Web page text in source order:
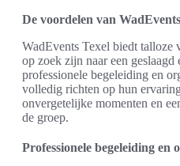
De voordelen van
WadEvents Texel biedt talloze
op zoek zijn naar een
professionele begeleiding en
volledig richten op hun
onvergetelijke momenten en
de groep.
Professionele begeleiding en